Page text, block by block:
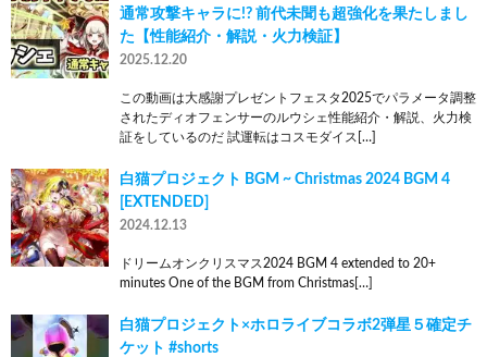
通常攻撃キャラに!? 前代未聞も超強化を果たしまし
た【性能紹介・解説・火力検証】
2025.12.20
この動画は大感謝プレゼントフェスタ2025でパラメータ調整
されたディオフェンサーのルウシェ性能紹介・解説、火力検
証をしているのだ 試運転はコスモダイス[…]
白猫プロジェクト BGM ~ Christmas 2024 BGM 4
[EXTENDED]
2024.12.13
ドリームオンクリスマス2024 BGM 4 extended to 20+
minutes One of the BGM from Christmas[…]
白猫プロジェクト×ホロライブコラボ2弾星５確定チ
ケット #shorts